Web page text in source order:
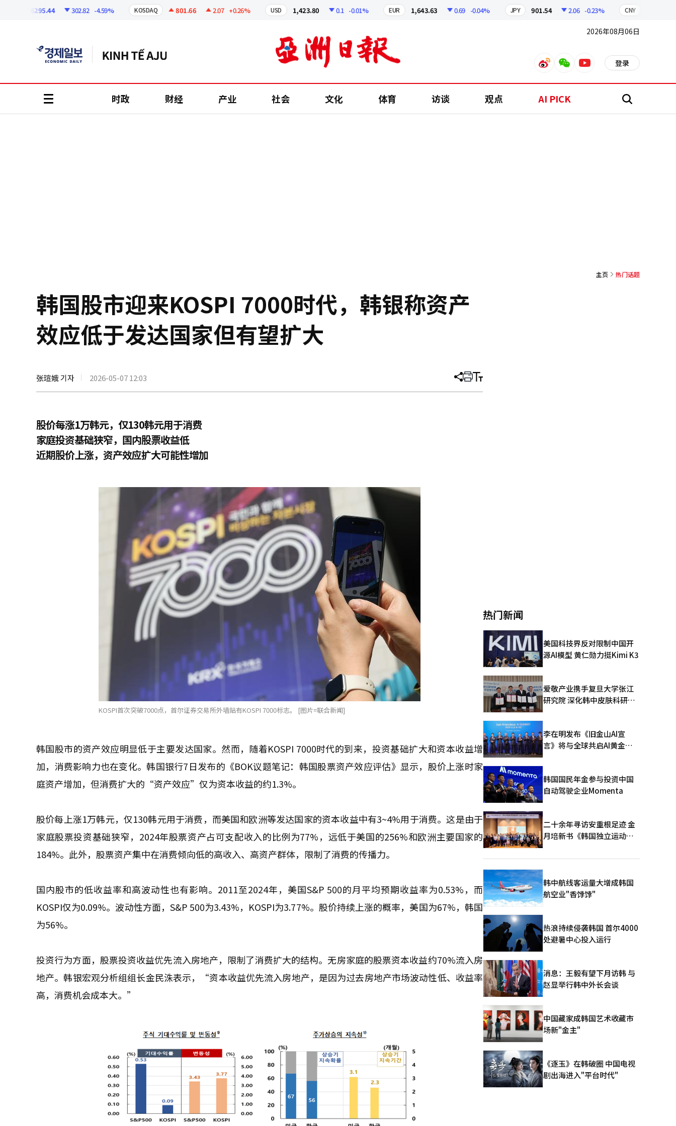
6295.44 302.82 -4.59% KOSDAQ 801.66 2.07 +0.26% USD 1,423.80 0.1 -0.01% EUR 1,643.63 0.69 -0.04% JPY 901.54 2.06 -0.23% CNY 210.96
2026年08月06日
weiboweixinyoutube 登录
时政 财经 产业 社会 文化 体育 访谈 观点 AI PICK 搜
主页 热门话题
韩国股市迎来KOSPI 7000时代，韩银称资产
效应低于发达国家但有望扩大
张瑄娥 기자 2026-05-07 12:03 分
文
打 调
大
股价每涨1万韩元，仅130韩元用于消费
家庭投资基础狭窄，国内股票收益低
近期股价上涨，资产效应扩大可能性增加
KOSPI首次突破7000点，首尔证券交易所外墙贴有KOSPI 7000标志。 [图片=联合新闻]
韩国股市的资产效应明显低于主要发达国家。然而，随着KOSPI 7000时代的到来，投资基础扩大和资本收益增
加，消费影响力也在变化。韩国银行7日发布的《BOK议题笔记：韩国股票资产效应评估》显示，股价上涨时家
庭资产增加，但消费扩大的“资产效应”仅为资本收益的约1.3%。
股价每上涨1万韩元，仅130韩元用于消费，而美国和欧洲等发达国家的资本收益中有3~4%用于消费。这是由于
家庭股票投资基础狭窄，2024年股票资产占可支配收入的比例为77%，远低于美国的256%和欧洲主要国家的
184%。此外，股票资产集中在消费倾向低的高收入、高资产群体，限制了消费的传播力。
国内股市的低收益率和高波动性也有影响。2011至2024年，美国S&P 500的月平均预期收益率为0.53%，而
KOSPI仅为0.09%。波动性方面，S&P 500为3.43%，KOSPI为3.77%。股价持续上涨的概率，美国为67%，韩国
为56%。
投资行为方面，股票投资收益优先流入房地产，限制了消费扩大的结构。无房家庭的股票资本收益约70%流入房
地产。韩银宏观分析组组长金民洙表示，“资本收益优先流入房地产，是因为过去房地产市场波动性低、收益率
高，消费机会成本大。”
热门新闻
美国科技界反对限制中国开
源AI模型 黄仁勋力挺Kimi K3
爱敬产业携手复旦大学张江
研究院 深化韩中皮肤科研合
李在明发布《旧金山AI宣
言》将与全球共启AI黄金时
韩国国民年金参与投资中国
自动驾驶企业Momenta
二十余年寻访安重根足迹 金
月培新书《韩国独立运动圣
版
韩中航线客运量大增成韩国
航空业"香饽饽"
热浪持续侵袭韩国 首尔4000
处避暑中心投入运行
消息：王毅有望下月访韩 与
赵显举行韩中外长会谈
中国藏家成韩国艺术收藏市
场新"金主"
《逐玉》在韩破圈 中国电视
剧出海进入"平台时代"